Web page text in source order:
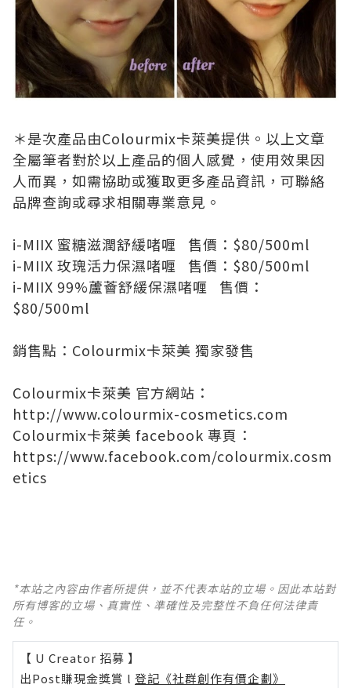
＊是次產品由Colourmix卡萊美提供。以上文章
全屬筆者對於以上產品的個人感覺，使用效果因
人而異，如需協助或獲取更多產品資訊，可聯絡
品牌查詢或尋求相關專業意見。
i-MIIX 蜜糖滋潤舒緩啫喱 售價：$80/500ml
i-MIIX 玫瑰活力保濕啫喱 售價：$80/500ml
i-MIIX 99%蘆薈舒緩保濕啫喱 售價：
$80/500ml
銷售點：Colourmix卡萊美 獨家發售
Colourmix卡萊美 官方網站：
http://www.colourmix-cosmetics.com
Colourmix卡萊美 facebook 專頁：
https://www.facebook.com/colourmix.cosm
etics
*本站之內容由作者所提供，並不代表本站的立場。因此本站對
所有博客的立場、真實性、準確性及完整性不負任何法律責
任。
【 U Creator 招募 】
出Post賺現金獎賞 l 登記《社群創作有價企劃》